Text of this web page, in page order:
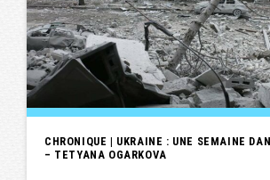
CHRONIQUE | UKRAINE : UNE SEMAINE
– TETYANA OGARKOVA